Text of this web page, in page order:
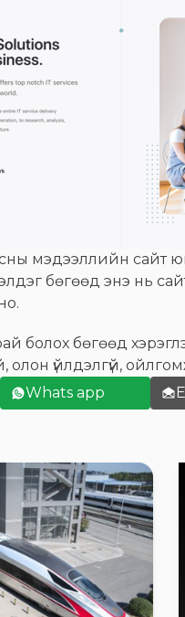
мэдээллийн сайт
бөгөөд энэ нь
болох бөгөөд
үйлдэлгүй,
Whats app